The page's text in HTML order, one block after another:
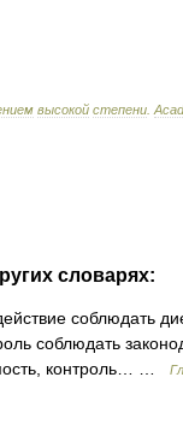
высокой степени
словарях:
соблюдать
соблюдать
контроль… …